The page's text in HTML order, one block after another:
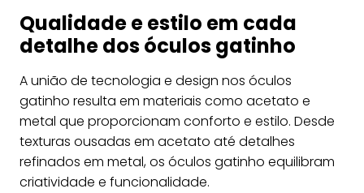
Qualidade e estilo em cada
detalhe dos óculos gatinho
A união de tecnologia e design nos óculos
gatinho resulta em materiais como acetato e
metal que proporcionam conforto e estilo. Desde
texturas ousadas em acetato até detalhes
refinados em metal, os óculos gatinho equilibram
criatividade e funcionalidade.